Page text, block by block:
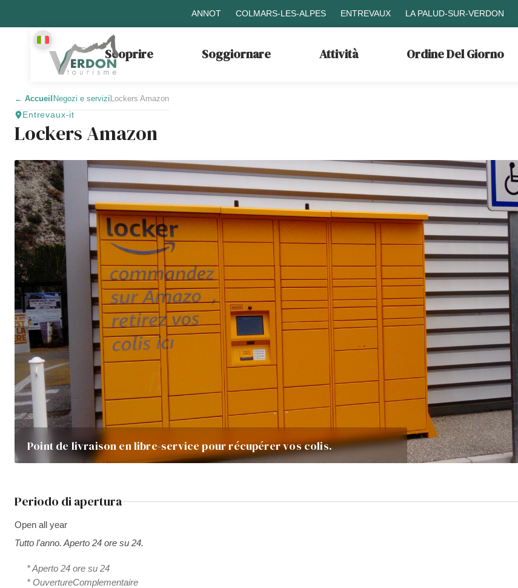
ANNOT COLMARS-LES-ALPES ENTREVAUX LA PALUD-SUR-VERDON
Scoprire Soggiornare Attività Ordine Del Giorno
← Accueil Negozi e servizi Lockers Amazon
Entrevaux-it
Lockers Amazon
Point de livraison en libre-service pour récupérer vos colis.
Periodo di apertura
Open all year
Tutto l'anno. Aperto 24 ore su 24.
* Aperto 24 ore su 24
* OuvertureComplementaire